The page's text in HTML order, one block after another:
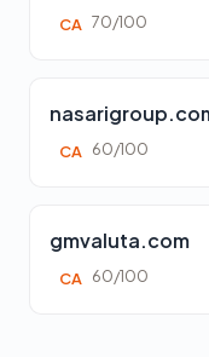
CA 70/100
CA 60/100
gmvaluta.com
CA 60/100